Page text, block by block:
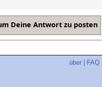
über FAQ